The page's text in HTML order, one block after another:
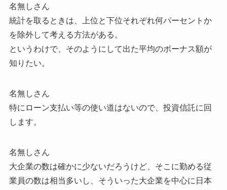
名無しさん
統計を取るときは、上位と下位それぞれ何パーセントか
を除外して考える方法がある。
というわけで、そのようにして出た平均のボーナス額が
知りたい。
名無しさん
特にローン支払い等の使い道はないので、投資信託に回
します。
名無しさん
大企業の数は確かに少ないだろうけど、そこに勤める従
業員の数は相当多いし、そういった大企業を中心に日本